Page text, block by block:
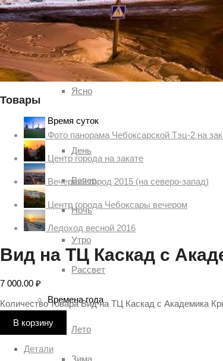
Гроза
Солнце
Ясно
Время суток
День
Вечер
Ночь
Утро
Рассвет
Времена года
Лето
Зима
Товары
Фото панорама Чебоксарской Тэц-2 на
Центр города на закате
Вечерний город 2015 (на северо-запад)
Центр города Чебоксары вечером
Ледоход весной 2016
Вид на ТЦ Каскад с
7 000.00 ₽
Количество товара Вид на ТЦ Каскад с Академика
В корзину
Детали